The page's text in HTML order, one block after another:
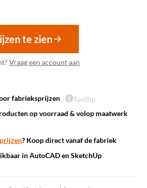
te zien
Vraag een account aan
fabrieksprijzen
Tooltip
op voorraad & volop maatwerk
? Koop direct vanaf de fabriek
in AutoCAD en SketchUp